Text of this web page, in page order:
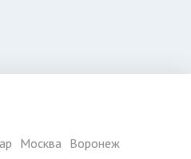
Москва Воронеж